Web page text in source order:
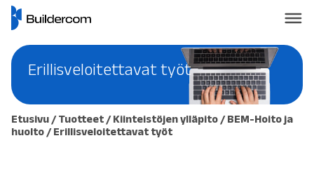
Erillisveloitettavat työt
Etusivu /Tuotteet /Kiinteistöjen ylläpito /BEM-Hoito ja
huolto /Erillisveloitettavat työt